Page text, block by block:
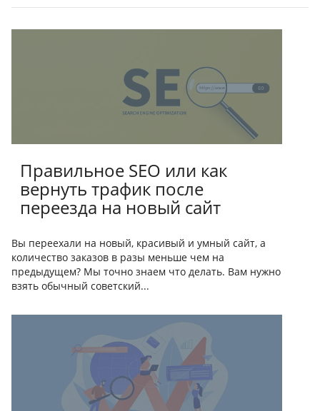
Правильное SEO или как
вернуть трафик после
переезда на новый сайт
Вы переехали на новый, красивый и умный сайт, а
количество заказов в разы меньше чем на
предыдущем? Мы точно знаем что делать. Вам нужно
взять обычный советский...